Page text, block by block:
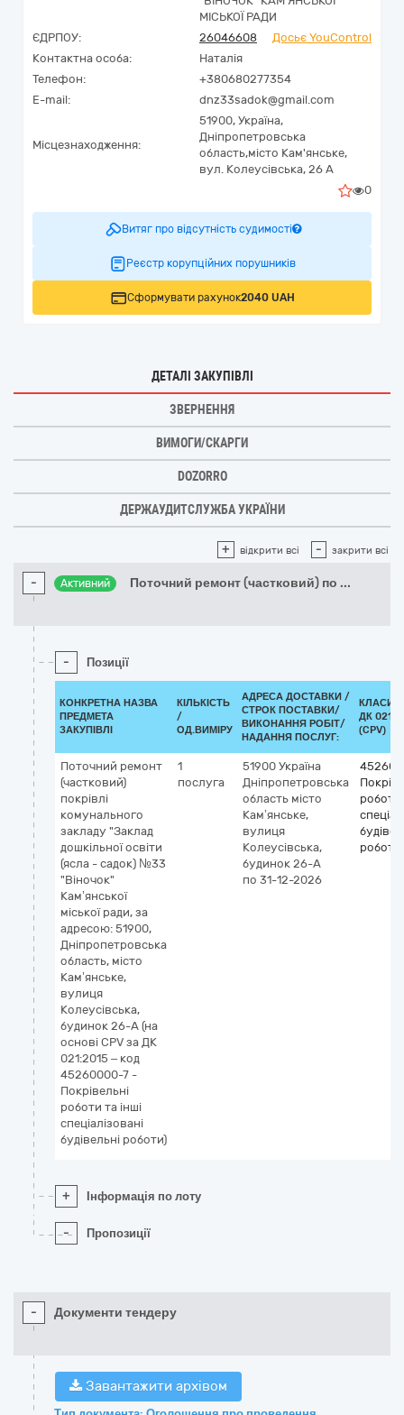
МІСЬКОЇ РАДИ
ЄДРПОУ:
26046608
Досьє YouControl
Контактна особа:
Наталія
Телефон:
+380680277354
E-mail:
dnz33sadok@gmail.com
Місцезнаходження:
51900, Україна,
Дніпропетровська
область,місто Кам'янське,
вул. Колеусівська, 26 А
0
Витяг про відсутність судимості
Реєстр корупційних порушників
Сформувати рахунок2040 UAH
ДЕТАЛІ ЗАКУПІВЛІ
ЗВЕРНЕННЯ
ВИМОГИ/СКАРГИ
DOZORRO
ДЕРЖАУДИТСЛУЖБА УКРАЇНИ
+ відкрити всі - закрити всі
- Активний Поточний ремонт (частковий) по ...
- Позиції
КОНКРЕТНА НАЗВА
ПРЕДМЕТА
ЗАКУПІВЛІ
КІЛЬКІСТЬ
/
ОД.ВИМІРУ
АДРЕСА ДОСТАВКИ /
СТРОК ПОСТАВКИ/
ВИКОНАННЯ РОБІТ/
НАДАННЯ ПОСЛУГ:
ДК
(CPV)
Поточний ремонт
(частковий)
покрівлі
комунального
закладу "Заклад
дошкільної освіти
(ясла - садок) №33
"Віночок"
Кам’янської
міської ради, за
адресою: 51900,
Дніпропетровська
область, місто
Кам’янське,
вулиця
Колеусівська,
будинок 26-А (на
основі CPV за ДК
021:2015 – код
45260000-7 -
Покрівельні
роботи та інші
спеціалізовані
будівельні роботи)
1
послуга
51900 Україна
Дніпропетровська
область місто
Кам’янське,
вулиця
Колеусівська,
будинок 26-А
по 31-12-2026
роботи
роботи
+ Інформація по лоту
- Пропозиції
- Документи тендеру
Завантажити архівом